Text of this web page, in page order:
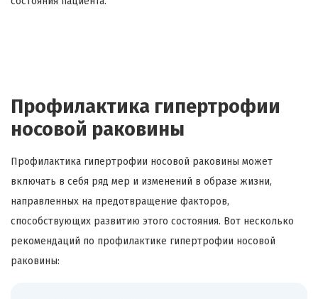
Профилактика гипертрофии
носовой раковины
Профилактика гипертрофии носовой раковины может
включать в себя ряд мер и изменений в образе жизни,
направленных на предотвращение факторов,
способствующих развитию этого состояния. Вот несколько
рекомендаций по профилактике гипертрофии носовой
раковины: